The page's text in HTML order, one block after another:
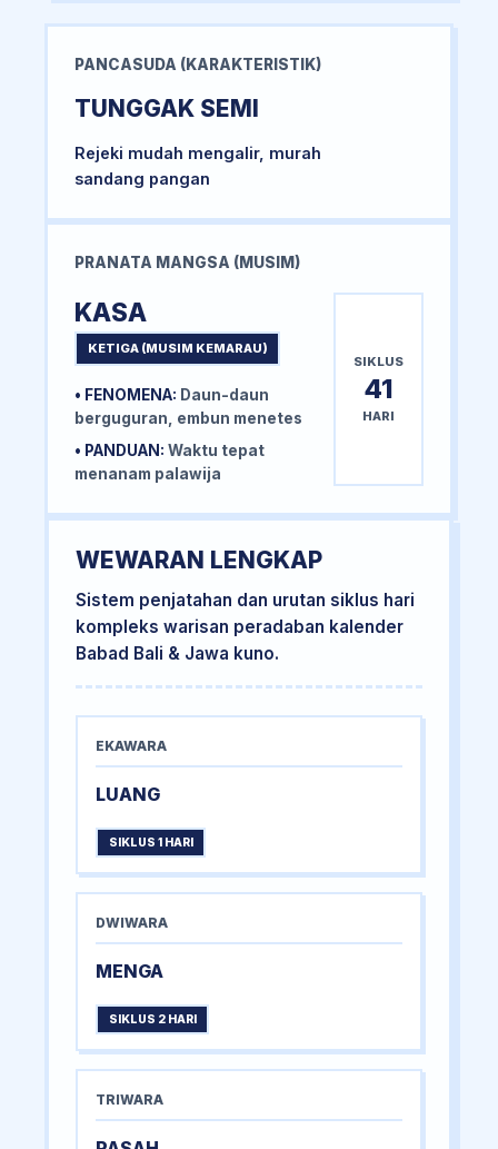
PANCASUDA (KARAKTERISTIK)
TUNGGAK SEMI
Rejeki mudah mengalir, murah
sandang pangan
PRANATA MANGSA (MUSIM)
KASA
KETIGA (MUSIM KEMARAU)
• FENOMENA: Daun-daun
berguguran, embun menetes
• PANDUAN: Waktu tepat
menanam palawija
SIKLUS
41
HARI
WEWARAN LENGKAP
Sistem penjatahan dan urutan siklus hari
kompleks warisan peradaban kalender
Babad Bali & Jawa kuno.
EKAWARA
LUANG
SIKLUS 1 HARI
DWIWARA
MENGA
SIKLUS 2 HARI
TRIWARA